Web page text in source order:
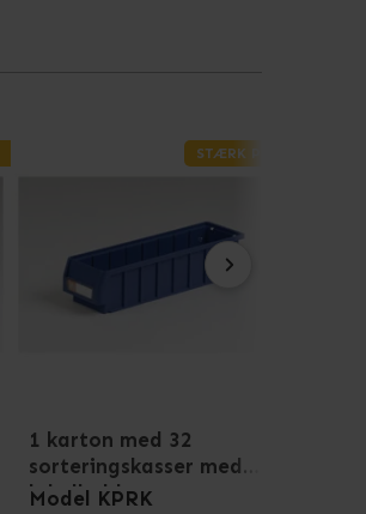
STÆRK PRIS
1 karton med 32
sorteringskasser med
labelholdere
Model KPRK